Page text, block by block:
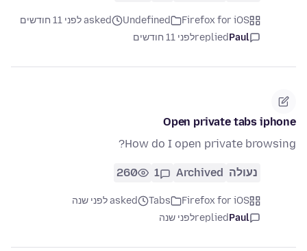
Firefox for iOS
Undefined
asked לפני 11 חודשים
Paul
repliedלפני 11 חודשים
Open private tabs iphone
How do I open private browsing?
נעולה Archived
1
260
Firefox for iOS
Tabs
asked לפני שנה
Paul
repliedלפני שנה